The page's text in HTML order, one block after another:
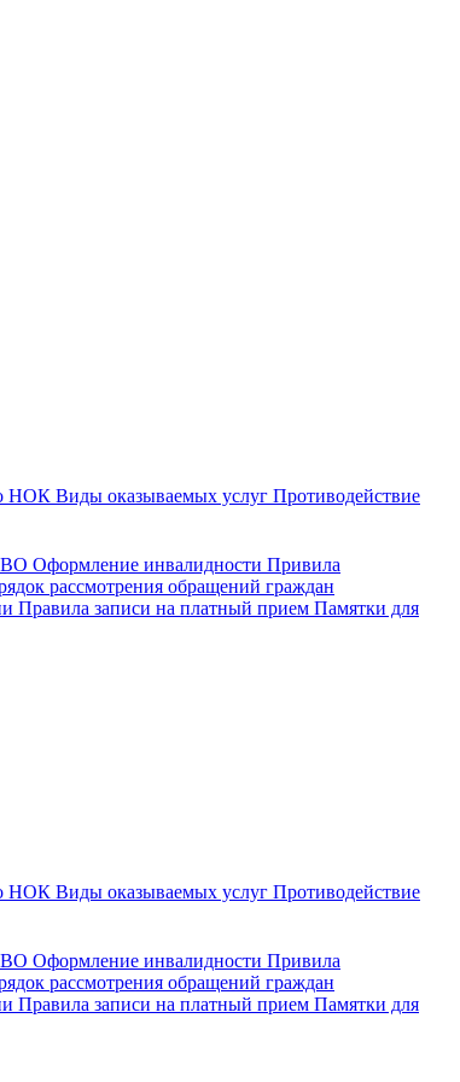
НОК Виды оказываемых услуг Противодействие
Оформление инвалидности Привила
рассмотрения обращений граждан
Правила записи на платный прием Памятки для
НОК Виды оказываемых услуг Противодействие
Оформление инвалидности Привила
рассмотрения обращений граждан
Правила записи на платный прием Памятки для